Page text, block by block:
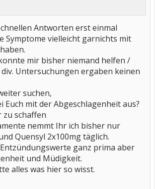
Antworten erst einmal
Symptome vielleicht garnichts mit
mir bisher niemand helfen /
Untersuchungen ergaben keinen
suchen,
Euch mit der Abgeschlagenheit aus?
zu schaffen
nemmt Ihr ich bisher nur
Quensyl 2x100mg täglich.
ganz prima aber
und Müdigkeit.
alles was hier so wisst.